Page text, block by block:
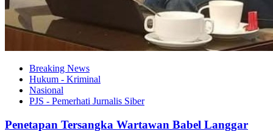
Breaking News
Hukum - Kriminal
Nasional
PJS - Pemerhati Jurnalis Siber
Penetapan Tersangka Wartawan Babel Langgar